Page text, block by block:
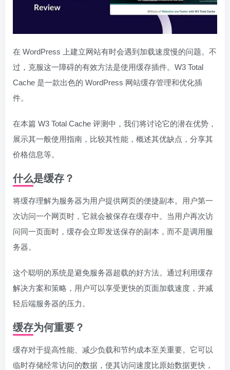
在 WordPress 上建立网站有时会遇到加载速度慢的问题。不
过，克服这一障碍的有效方法是使用缓存插件。W3 Total
Cache 是一款出色的 WordPress 网站缓存管理和优化插
件。
在本篇 W3 Total Cache 评测中，我们将讨论它的潜在优势，
展示其一般使用指南，比较其性能，概述其优缺点，分享其
价格信息等。
什么是缓存？
将缓存理解为服务器为用户提供网页的便捷副本。用户第一
次访问一个网页时，它就会被保存在缓存中。当用户再次访
问同一页面时，缓存会立即发送保存的副本，而不是调用服
务器。
这个聪明的系统是避免服务器超载的好方法。通过利用缓存
解决方案和策略，用户可以享受更快的页面加载速度，并减
轻后端服务器的压力。
缓存为何重要？
缓存对于提高性能、减少负载和节约成本至关重要。它可以
临时存储经常访问的数据，使其访问速度比原始数据更快，